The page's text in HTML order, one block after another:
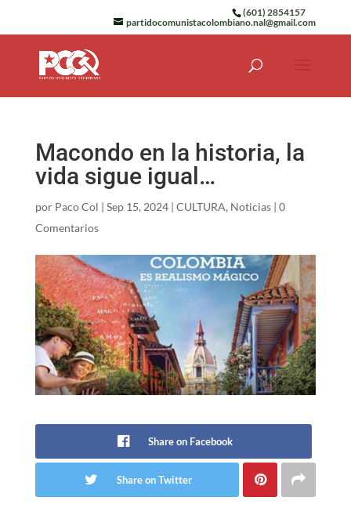
(601) 2854157
partidocomunistacolombiano.nal@gmail.com
Macondo en la historia, la
vida sigue igual…
por Paco Col | Sep 15, 2024| CULTURA, Noticias| 0
Comentarios
Share on Facebook
Share on Twitter